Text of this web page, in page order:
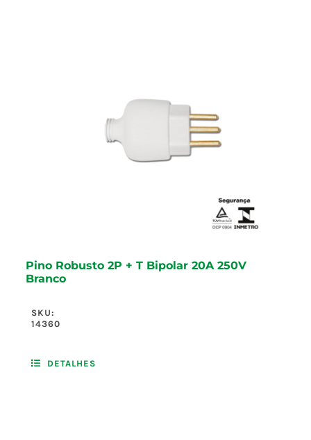
Pino Robusto 2P + T Bipolar 20A 250V
Branco
SKU:
14360
DETALHES